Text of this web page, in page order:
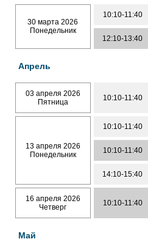
30 марта 2026
Понедельник
10:10-11:40
12:10-13:40
Апрель
03 апреля 2026
Пятница
10:10-11:40
13 апреля 2026
Понедельник
10:10-11:40
10:10-11:40
14:10-15:40
16 апреля 2026
Четверг
10:10-11:40
Май